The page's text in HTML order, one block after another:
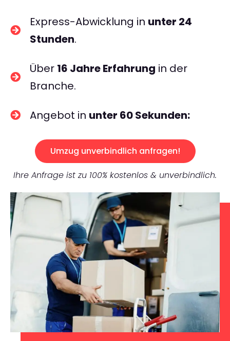
Express-Abwicklung in unter 24
Stunden.
Über 16 Jahre Erfahrung in der
Branche.
Angebot in unter 60 Sekunden:
Umzug unverbindlich anfragen!
Ihre Anfrage ist zu 100% kostenlos & unverbindlich.